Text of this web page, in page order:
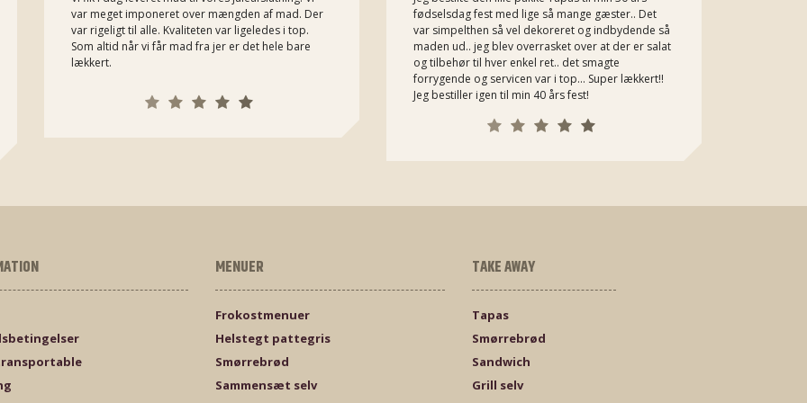
var meget imponeret over mængden af mad. Der
var rigeligt til alle. Kvaliteten var ligeledes i top.
Som altid når vi får mad fra jer er det hele bare
lækkert.
fødselsdag fest med lige så mange gæster.. Det
var simpelthen så vel dekoreret og indbydende så
maden ud.. jeg blev overrasket over at der er salat
og tilbehør til hver enkel ret.. det smagte
forrygende og servicen var i top... Super lækkert!!
Jeg bestiller igen til min 40 års fest!
MENUER
Frokostmenuer
Helstegt pattegris
Smørrebrød
Sammensæt selv
TAKE AWAY
Tapas
Smørrebrød
Sandwich
Grill selv